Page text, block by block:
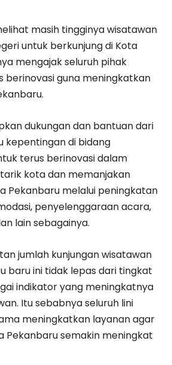
masih tingginya wisatawan
untuk berkunjung di Kota
mengajak seluruh pihak
berinovasi guna meningkatkan
dukungan dan bantuan dari
kepentingan di bidang
terus berinovasi dalam
kota dan memanjakan
Pekanbaru melalui peningkatan
penyelenggaraan acara,
lain sebagainya.
jumlah kunjungan wisatawan
baru ini tidak lepas dari tingkat
indikator yang meningkatnya
Itu sebabnya seluruh lini
meningkatkan layanan agar
Pekanbaru semakin meningkat